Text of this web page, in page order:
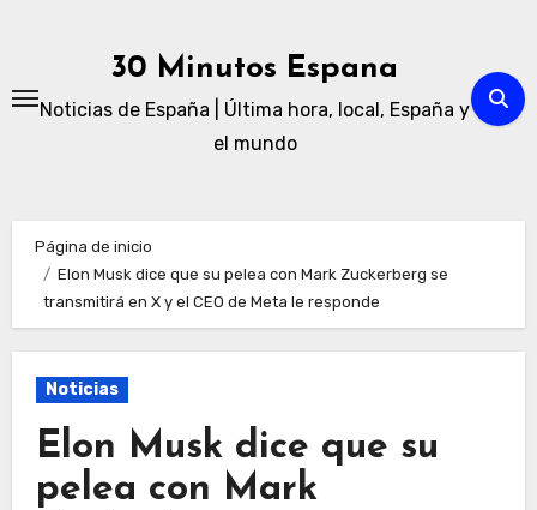
30 Minutos Espana
Noticias de España | Última hora, local, España y
el mundo
Página de inicio
Elon Musk dice que su pelea con Mark Zuckerberg se
transmitirá en X y el CEO de Meta le responde
Noticias
Elon Musk dice que su
pelea con Mark